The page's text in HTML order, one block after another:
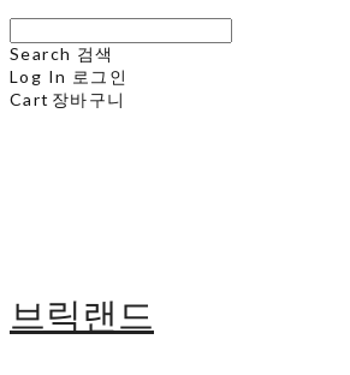
Search 검색
Log In 로그인
Cart 장바구니
브릭랜드